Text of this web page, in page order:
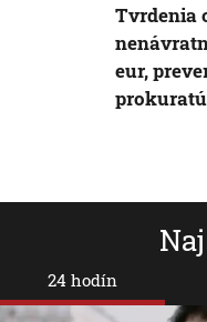
24 hodín
Tvrdenia
eur,